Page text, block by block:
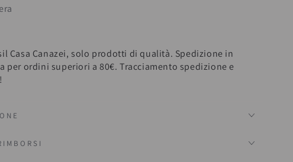
Casa Canazei, solo prodotti di qualità. Spedizione in
per ordini superiori a 80€. Tracciamento spedizione e